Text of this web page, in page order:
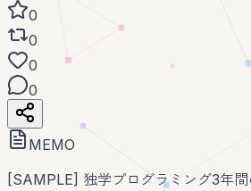
0
0
0
0
MEMO
[SAMPLE] 独学プログラミング3年